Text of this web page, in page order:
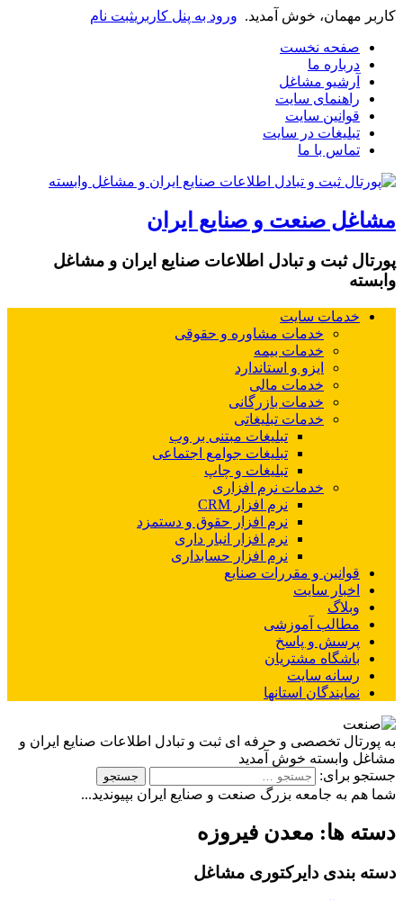
کاربر مهمان، خوش آمدید. ورود به پنل کاربریثبت نام
صفحه نخست
درباره ما
آرشیو مشاغل
راهنمای سایت
قوانین سایت
تبلیغات در سایت
تماس با ما
مشاغل صنعت و صنایع ایران
پورتال ثبت و تبادل اطلاعات صنایع ایران و مشاغل
وابسته
خدمات سایت
خدمات مشاوره و حقوقی
خدمات بیمه
ایزو و استاندارد
خدمات مالی
خدمات بازرگانی
خدمات تبلیغاتی
تبلیغات مبتنی بر وب
تبلیغات جوامع اجتماعی
تبلیغات و چاپ
خدمات نرم افزاری
نرم افزار CRM
نرم افزار حقوق و دستمزد
نرم افزار انبار داری
نرم افزار حسابداری
قوانین و مقررات صنایع
اخبار سایت
وبلاگ
مطالب آموزشی
پرسش و پاسخ
باشگاه مشتریان
رسانه سایت
نمایندگان استانها
به پورتال تخصصی و حرفه ای ثبت و تبادل اطلاعات صنایع ایران و
مشاغل وابسته خوش آمدید
جستجو برای:
شما هم به جامعه بزرگ صنعت و صنایع ایران بپیوندید...
دسته ها: معدن فیروزه
دسته بندی دایرکتوری مشاغل